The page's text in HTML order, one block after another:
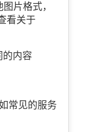
片格式，
看关于
的内容
常见的服务